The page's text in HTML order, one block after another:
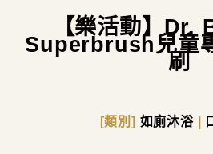
【樂活動】
Superbrush兒童
刷
[類別] 如廁沐浴|